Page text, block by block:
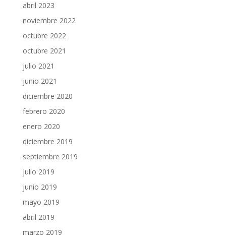
abril 2023
noviembre 2022
octubre 2022
octubre 2021
julio 2021
junio 2021
diciembre 2020
febrero 2020
enero 2020
diciembre 2019
septiembre 2019
julio 2019
junio 2019
mayo 2019
abril 2019
marzo 2019